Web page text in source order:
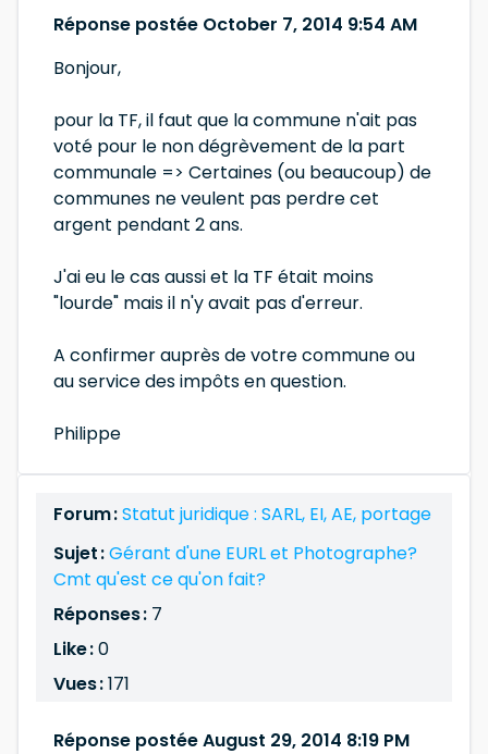
Réponse postée October 7, 2014 9:54 AM
Bonjour,
pour la TF, il faut que la commune n'ait pas
voté pour le non dégrèvement de la part
communale => Certaines (ou beaucoup) de
communes ne veulent pas perdre cet
argent pendant 2 ans.
J'ai eu le cas aussi et la TF était moins
"lourde" mais il n'y avait pas d'erreur.
A confirmer auprès de votre commune ou
au service des impôts en question.
Philippe
Forum :Statut juridique : SARL, EI, AE, portage
Sujet :Gérant d'une EURL et Photographe?
Cmt qu'est ce qu'on fait?
Réponses : 7
Like :0
Vues :171
Réponse postée August 29, 2014 8:19 PM